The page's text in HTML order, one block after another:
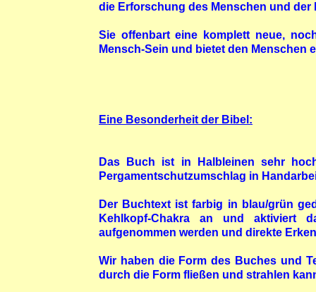
die Erforschung des Menschen und
Sie offenbart eine komplett neue,
Mensch-Sein und bietet den Menschen
Eine Besonderheit der Bibel:
Das Buch ist in Halbleinen sehr
Pergamentschutzumschlag in
Der Buchtext ist farbig in blau/grün
Kehlkopf-Chakra an und aktiviert
aufgenommen werden und direkte
Wir haben die Form des Buches und
durch die Form fließen und strahlen